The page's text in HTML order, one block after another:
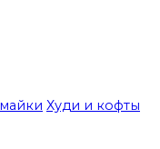
Худи и кофты